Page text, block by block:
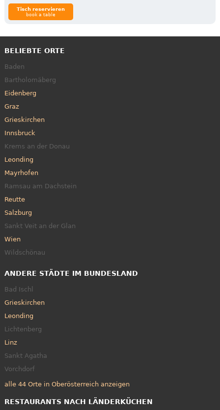
Tisch reservieren
book a table
BELIEBTE ORTE
Baden
Bartholomäberg
Eidenberg
Graz
Grieskirchen
Innsbruck
Krems an der Donau
Leonding
Mayrhofen
Ramsau am Dachstein
Reutte
Salzburg
Sankt Veit an der Glan
Wien
Wildschönau
ANDERE STÄDTE IM BUNDESLAND
Bad Ischl
Grieskirchen
Leonding
Lichtenberg
Linz
Sankt Agatha
Vorchdorf
alle 44 Orte in Oberösterreich anzeigen
RESTAURANTS NACH LÄNDERKÜCHEN